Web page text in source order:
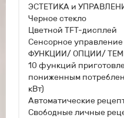
ЭСТЕТИКА и
Черное стекло
Цветной TFT-дисплей
Сенсорное управление
ФУНКЦИИ/ ОПЦИИ/
10 функций
пониженным
кВт)
Автоматические
Свободные личные